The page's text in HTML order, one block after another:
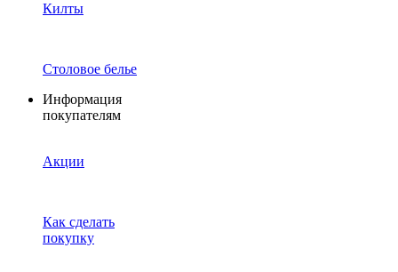
Килты
Столовое белье
Информация
покупателям
Акции
Как сделать
покупку